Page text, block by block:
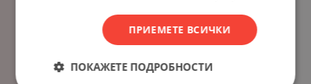
ПРИЕМЕТЕ ВСИЧКИ
ПОКАЖЕТЕ ПОДРОБНОСТИ